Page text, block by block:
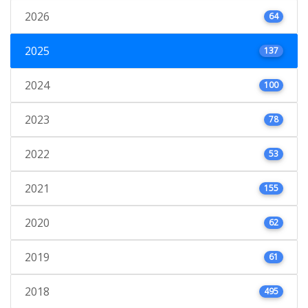
2026 64
2025 137
2024 100
2023 78
2022 53
2021 155
2020 62
2019 61
2018 495